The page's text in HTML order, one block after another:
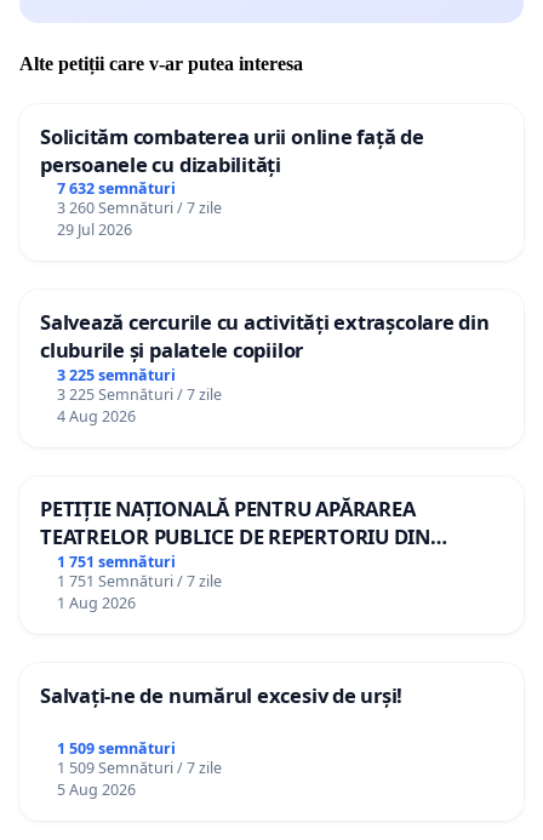
Alte petiții care v-ar putea interesa
Solicităm combaterea urii online față de
persoanele cu dizabilități
7 632 semnături
3 260 Semnături / 7 zile
29 Jul 2026
Salvează cercurile cu activități extrașcolare din
cluburile și palatele copiilor
3 225 semnături
3 225 Semnături / 7 zile
4 Aug 2026
PETIȚIE NAȚIONALĂ PENTRU APĂRAREA
TEATRELOR PUBLICE DE REPERTORIU DIN
ROMÂNIA
1 751 semnături
1 751 Semnături / 7 zile
1 Aug 2026
Salvați-ne de numărul excesiv de urși!
1 509 semnături
1 509 Semnături / 7 zile
5 Aug 2026